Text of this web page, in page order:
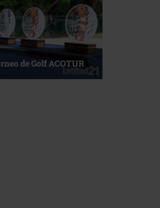
de Golf ACOTUR